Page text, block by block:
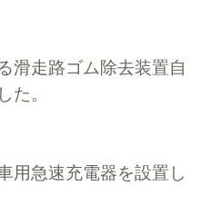
滑走路ゴム除去装置自
た。
用急速充電器を設置し